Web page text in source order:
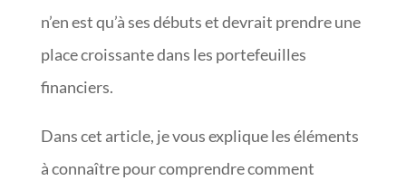
n’en est qu’à ses débuts et devrait prendre une
place croissante dans les portefeuilles
financiers.
Dans cet article, je vous explique les éléments
à connaître pour comprendre comment